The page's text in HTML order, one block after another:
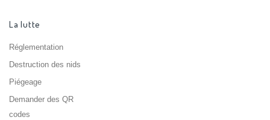
La lutte
Réglementation
Destruction des nids
Piégeage
Demander des QR
codes